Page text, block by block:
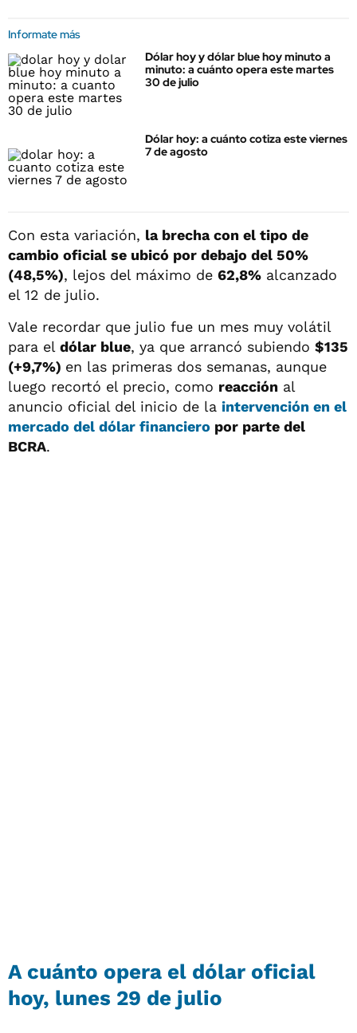
Informate más
Dólar hoy y dólar blue hoy minuto a
minuto: a cuánto opera este martes
30 de julio
Dólar hoy: a cuánto cotiza este viernes
7 de agosto
Con esta variación, la brecha con el tipo de
cambio oficial se ubicó por debajo del 50%
(48,5%), lejos del máximo de 62,8% alcanzado
el 12 de julio.
Vale recordar que julio fue un mes muy volátil
para el dólar blue, ya que arrancó subiendo $135
(+9,7%) en las primeras dos semanas, aunque
luego recortó el precio, como reacción al
anuncio oficial del inicio de la intervención en el
mercado del dólar financiero por parte del
BCRA.
A cuánto opera el dólar oficial
hoy, lunes 29 de julio